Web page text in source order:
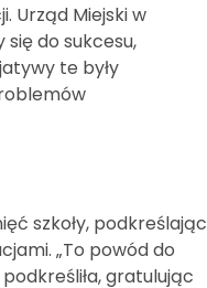
Urząd Miejski w
się do sukcesu,
te były
szkoły, podkreślając
„To powód do
gratulując